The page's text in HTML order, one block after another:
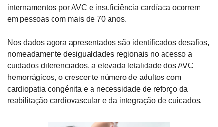
internamentos por AVC e insuficiência cardíaca ocorrem
em pessoas com mais de 70 anos.
Nos dados agora apresentados são identificados desafios,
nomeadamente desigualdades regionais no acesso a
cuidados diferenciados, a elevada letalidade dos AVC
hemorrágicos, o crescente número de adultos com
cardiopatia congénita e a necessidade de reforço da
reabilitação cardiovascular e da integração de cuidados.